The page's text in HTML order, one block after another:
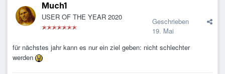
Much1
USER OF THE YEAR 2020
Geschrieben
19. Mai
für nächstes jahr kann es nur ein ziel geben: nicht schlechter
werden